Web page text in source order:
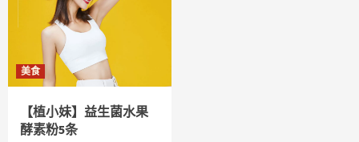
美食
【植小妹】益生菌水果
酵素粉5条